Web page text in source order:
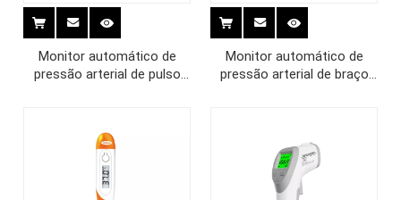
Monitor automático de
pressão arterial de pulso
Monitor automático de
pressão arterial de braço